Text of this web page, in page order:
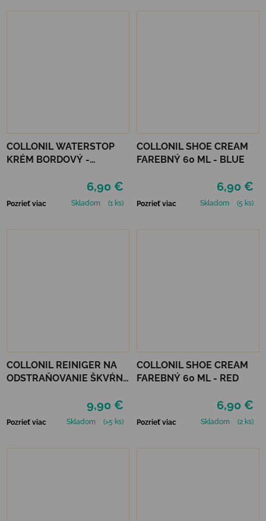
COLLONIL WATERSTOP
KRÉM BORDOVÝ -
6,90 €
Pozrieť viac Skladom (1 ks)
COLLONIL SHOE CREAM
FAREBNÝ 60 ML - BLUE
6,90 €
Pozrieť viac Skladom (5 ks)
COLLONIL REINIGER NA
ODSTRAŇOVANIE ŠKVŔN
9,90 €
Pozrieť viac Skladom (>5 ks)
COLLONIL SHOE CREAM
FAREBNÝ 60 ML - RED
6,90 €
Pozrieť viac Skladom (2 ks)